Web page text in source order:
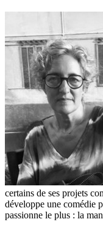
certains de ses projets
développe une comédie
passionne le plus : la